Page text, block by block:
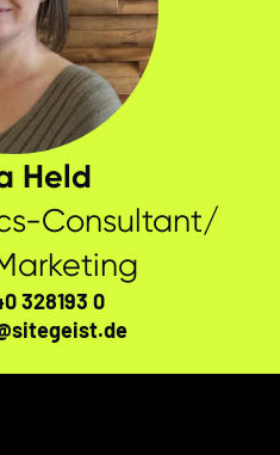
Held
Consultant/
328193 0